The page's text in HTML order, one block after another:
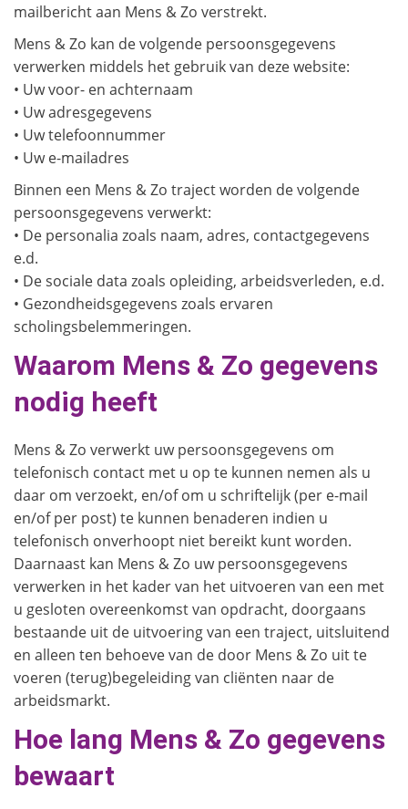
mailbericht aan Mens & Zo verstrekt.
Mens & Zo kan de volgende persoonsgegevens
verwerken middels het gebruik van deze website:
• Uw voor- en achternaam
• Uw adresgegevens
• Uw telefoonnummer
• Uw e-mailadres
Binnen een Mens & Zo traject worden de volgende
persoonsgegevens verwerkt:
• De personalia zoals naam, adres, contactgegevens
e.d.
• De sociale data zoals opleiding, arbeidsverleden, e.d.
• Gezondheidsgegevens zoals ervaren
scholingsbelemmeringen.
Waarom Mens & Zo gegevens
nodig heeft
Mens & Zo verwerkt uw persoonsgegevens om
telefonisch contact met u op te kunnen nemen als u
daar om verzoekt, en/of om u schriftelijk (per e-mail
en/of per post) te kunnen benaderen indien u
telefonisch onverhoopt niet bereikt kunt worden.
Daarnaast kan Mens & Zo uw persoonsgegevens
verwerken in het kader van het uitvoeren van een met
u gesloten overeenkomst van opdracht, doorgaans
bestaande uit de uitvoering van een traject, uitsluitend
en alleen ten behoeve van de door Mens & Zo uit te
voeren (terug)begeleiding van cliënten naar de
arbeidsmarkt.
Hoe lang Mens & Zo gegevens
bewaart